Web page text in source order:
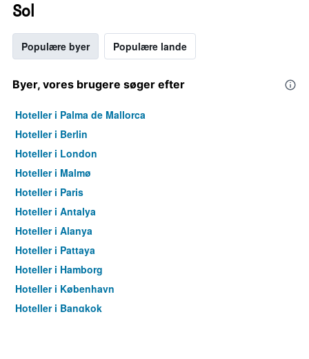
Sol
Populære byer Populære lande
Byer, vores brugere søger efter
Hoteller i Palma de Mallorca
Hoteller i Berlin
Hoteller i London
Hoteller i Malmø
Hoteller i Paris
Hoteller i Antalya
Hoteller i Alanya
Hoteller i Pattaya
Hoteller i Hamborg
Hoteller i København
Hoteller i Bangkok